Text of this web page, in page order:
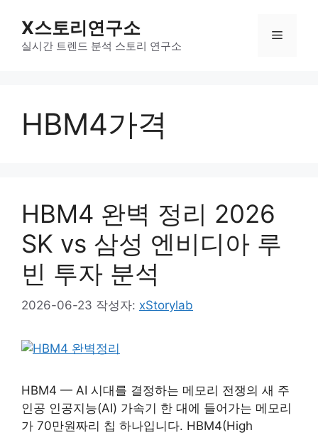
X스토리연구소
실시간 트렌드 분석 스토리 연구소
메
HBM4가격
HBM4 완벽 정리 2026
SK vs 삼성 엔비디아 루
빈 투자 분석
2026-06-23 작성자: xStorylab
HBM4 — AI 시대를 결정하는 메모리 전쟁의 새 주
인공 인공지능(AI) 가속기 한 대에 들어가는 메모리
가 70만원짜리 칩 하나입니다. HBM4(High